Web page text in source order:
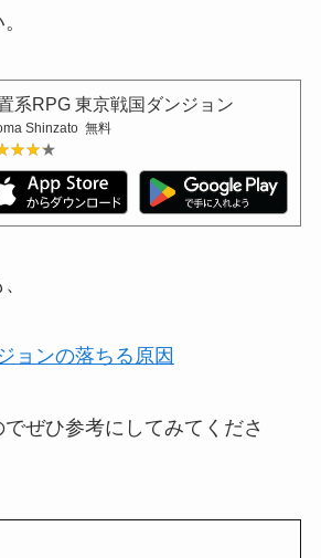
系RPG 東京戦国ダンジョン
Shinzato 無料
ョンの落ちる原因
ぜひ参考にしてみてくださ